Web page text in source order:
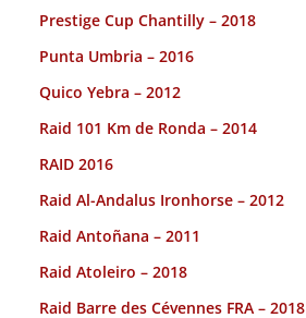
Prestige Cup Chantilly – 2018
Punta Umbria – 2016
Quico Yebra – 2012
Raid 101 Km de Ronda – 2014
RAID 2016
Raid Al-Andalus Ironhorse – 2012
Raid Antoñana – 2011
Raid Atoleiro – 2018
Raid Barre des Cévennes FRA – 2018